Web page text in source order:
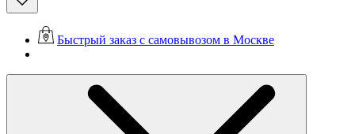
Быстрый заказ с самовывозом в Москве